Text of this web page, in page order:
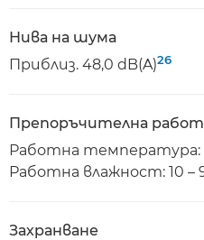
Нива на шума
Приблиз. 48,0 dB(A)26
Препоръчителна
Работна температура:
Работна влажност: 10 –
Захранване